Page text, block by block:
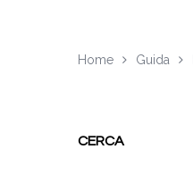
Home Guida
CERCA